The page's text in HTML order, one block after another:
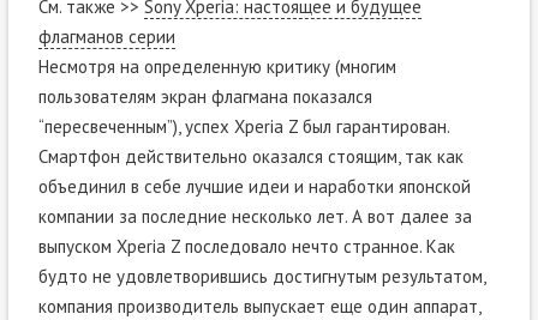
См. также >> Sony Xperia: настоящее и будущее
флагманов серии
Несмотря на определенную критику (многим
пользователям экран флагмана показался
“пересвеченным”), успех Xperia Z был гарантирован.
Смартфон действительно оказался стоящим, так как
объединил в себе лучшие идеи и наработки японской
компании за последние несколько лет. А вот далее за
выпуском Xperia Z последовало нечто странное. Как
будто не удовлетворившись достигнутым результатом,
компания производитель выпускает еще один аппарат,